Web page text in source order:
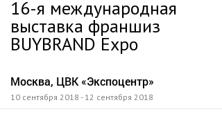
16-я международная
выставка франшиз
BUYBRAND Expo
Москва, ЦВК «Экспоцентр»
10 сентября 2018 - 12 сентября 2018